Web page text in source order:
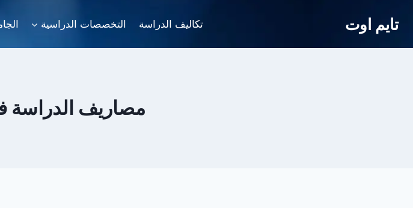
تايم اوت تكاليف الدراسة التخصصات الدراسية
مصاريف الدراسة